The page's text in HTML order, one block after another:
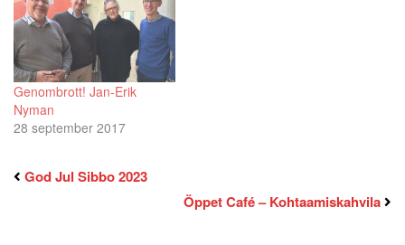
Genombrott! Jan-Erik
Nyman
28 september 2017
God Jul Sibbo 2023
Öppet Café – Kohtaamiskahvila